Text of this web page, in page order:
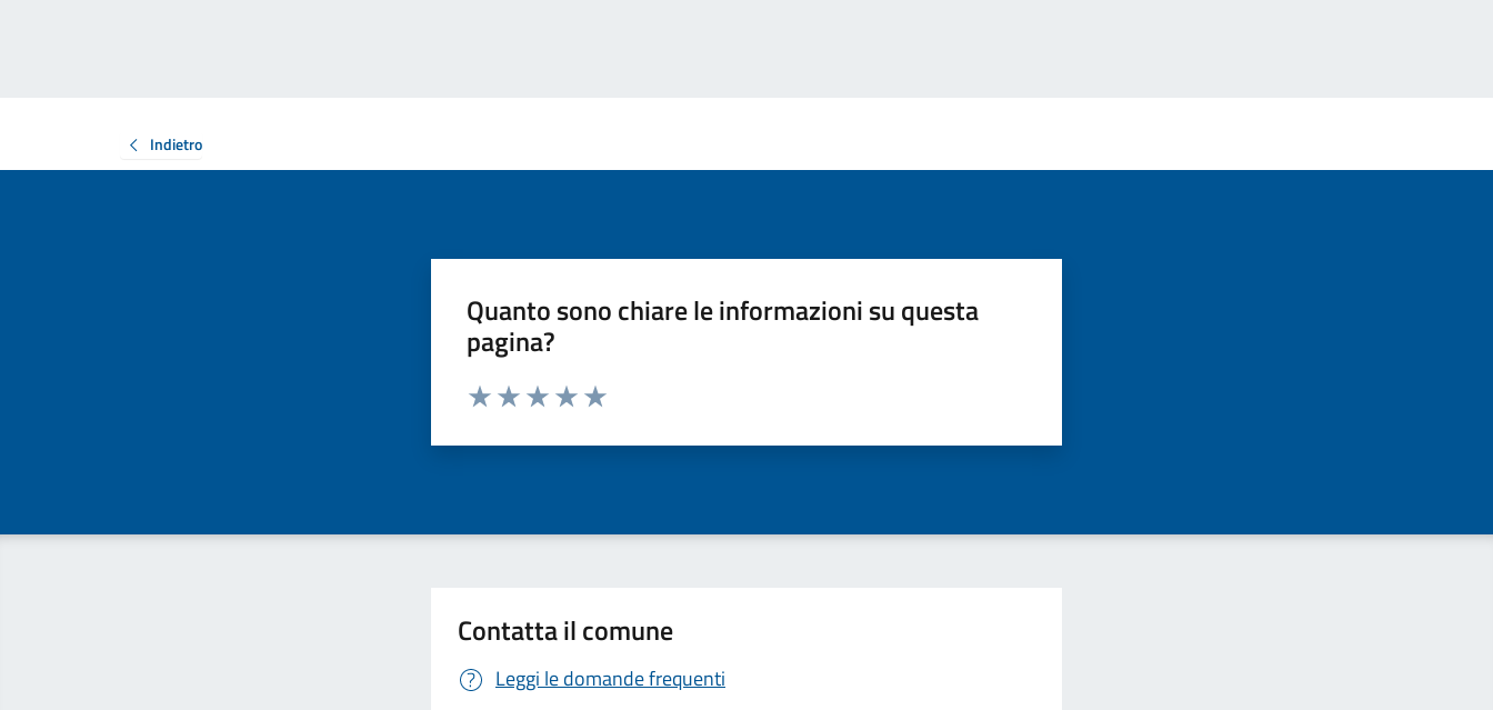
Indietro
Quanto sono chiare le informazioni su questa
pagina?
Valuta da 1 a 5 stelle la pagina
Contatta il comune
Leggi le domande frequenti